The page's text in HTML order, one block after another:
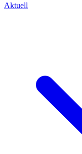
Aktuell